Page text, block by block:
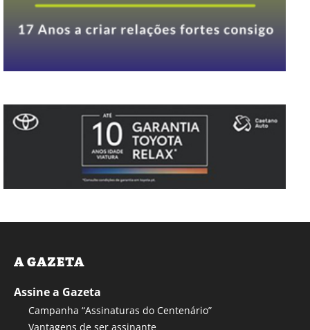
A GAZETA
Assine a Gazeta
Campanha “Assinaturas do Centenário”
Vantagens de ser assinante